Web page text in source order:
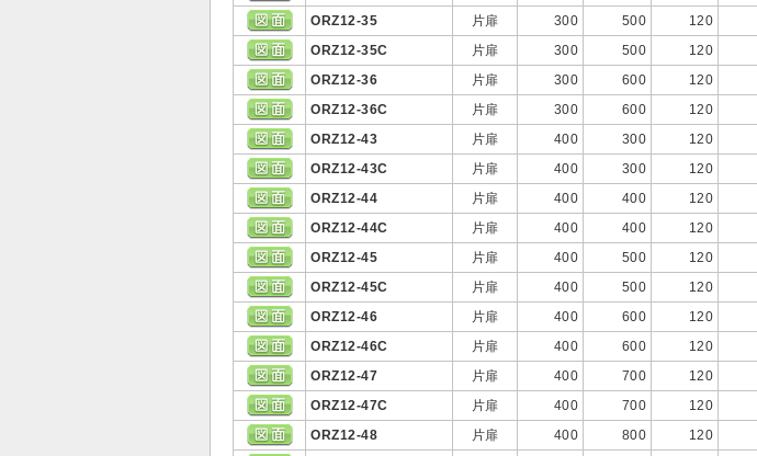
ORZ12-35
片扉 300 500 120
ORZ12-35C
片扉 300 500 120
ORZ12-36
片扉 300 600 120
ORZ12-36C
片扉 300 600 120
ORZ12-43
片扉 400 300 120
ORZ12-43C
片扉 400 300 120
ORZ12-44
片扉 400 400 120
ORZ12-44C
片扉 400 400 120
ORZ12-45
片扉 400 500 120
ORZ12-45C
片扉 400 500 120
ORZ12-46
片扉 400 600 120
ORZ12-46C
片扉 400 600 120
ORZ12-47
片扉 400 700 120
ORZ12-47C
片扉 400 700 120
ORZ12-48
片扉 400 800 120